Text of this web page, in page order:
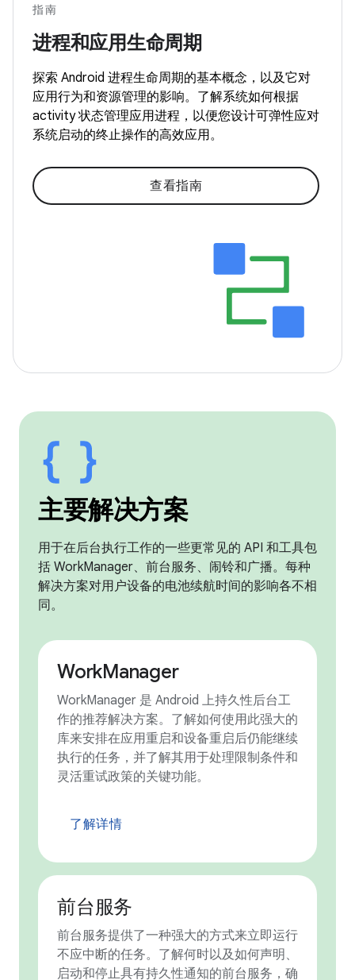
指南
进程和应用生命周期
探索 Android 进程生命周期的基本概念，以及它对
应用行为和资源管理的影响。了解系统如何根据
activity 状态管理应用进程，以便您设计可弹性应对
系统启动的终止操作的高效应用。
查看指南
主要解决方案
用于在后台执行工作的一些更常见的 API 和工具包
括 WorkManager、前台服务、闹铃和广播。每种
解决方案对用户设备的电池续航时间的影响各不相
同。
WorkManager
WorkManager 是 Android 上持久性后台工
作的推荐解决方案。了解如何使用此强大的
库来安排在应用重启和设备重启后仍能继续
执行的任务，并了解其用于处理限制条件和
灵活重试政策的关键功能。
了解详情
前台服务
前台服务提供了一种强大的方式来立即运行
不应中断的任务。了解何时以及如何声明、
启动和停止具有持久性通知的前台服务，确